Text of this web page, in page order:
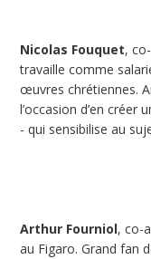
Nicolas Fouquet,
travaille comme
œuvres chrétiennes.
l’occasion d’en créer
- qui sensibilise au
Arthur Fourniol, co-
au Figaro. Grand fan